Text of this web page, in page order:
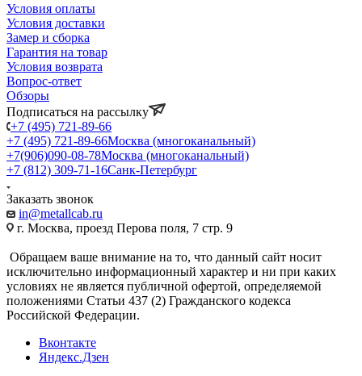
Условия оплаты
Условия доставки
Замер и сборка
Гарантия на товар
Условия возврата
Вопрос-ответ
Обзоры
Подписаться на рассылку
+7 (495) 721-89-66
+7 (495) 721-89-66Москва (многоканальный)
+7(906)090-08-78Москва (многоканальный)
+7 (812) 309-71-16Санк-Петербург
Заказать звонок
in@metallcab.ru
г. Москва, проезд Перова поля, 7 стр. 9
Обращаем ваше внимание на то, что данный сайт носит
исключительно информационный характер и ни при каких
условиях не является публичной офертой, определяемой
положениями Статьи 437 (2) Гражданского кодекса
Российской Федерации.
Вконтакте
Яндекс.Дзен